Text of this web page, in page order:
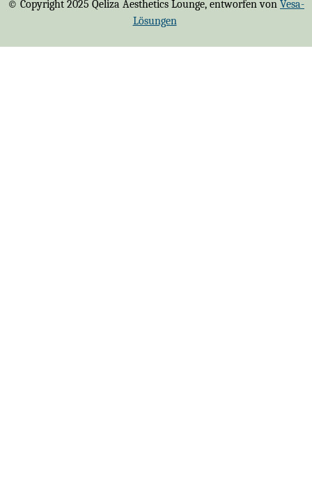
© Copyright 2025 Qeliza Aesthetics Lounge, entworfen von Vesa-
Lösungen